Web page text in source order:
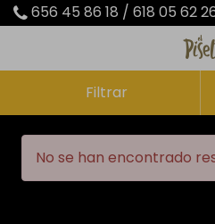
656 45 86 18 / 618 05 62
Filtrar
No se han encontrado